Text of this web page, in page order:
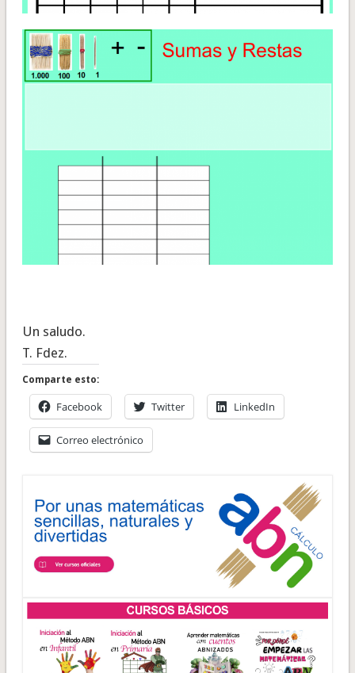
Un saludo.
T. Fdez.
Comparte esto:
Facebook Twitter LinkedIn
Correo electrónico